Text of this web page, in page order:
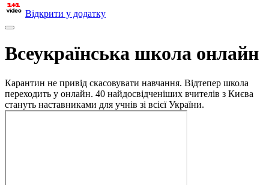
Відкрити у додатку
Всеукраїнська школа онлайн
Карантин не привід скасовувати навчання. Відтепер школа
переходить у онлайн. 40 найдосвідченіших вчителів з Києва
стануть наставниками для учнів зі всієї України.